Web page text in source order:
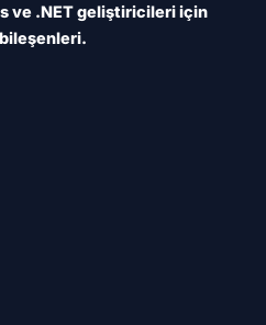
ve .NET geliştiricileri için